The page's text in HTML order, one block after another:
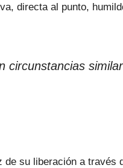
directa al punto,
circunstancias
de su liberación a